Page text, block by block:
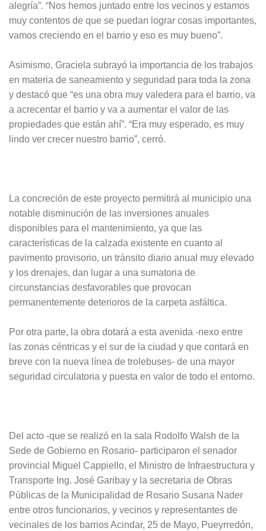
alegría”. “Nos hemos juntado entre los vecinos y estamos
muy contentos de que se puedan lograr cosas importantes,
vamos creciendo en el barrio y eso es muy bueno”.
Asimismo, Graciela subrayó la importancia de los trabajos
en materia de saneamiento y seguridad para toda la zona
y destacó que “es una obra muy valedera para el barrio, va
a acrecentar el barrio y va a aumentar el valor de las
propiedades que están ahí”. “Era muy esperado, es muy
lindo ver crecer nuestro barrio”, cerró.
La concreción de este proyecto permitirá al municipio una
notable disminución de las inversiones anuales
disponibles para el mantenimiento, ya que las
características de la calzada existente en cuanto al
pavimento provisorio, un tránsito diario anual muy elevado
y los drenajes, dan lugar a una sumatoria de
circunstancias desfavorables que provocan
permanentemente deterioros de la carpeta asfáltica.
Por otra parte, la obra dotará a esta avenida -nexo entre
las zonas céntricas y el sur de la ciudad y que contará en
breve con la nueva línea de trolebuses- de una mayor
seguridad circulatoria y puesta en valor de todo el entorno.
Del acto -que se realizó en la sala Rodolfo Walsh de la
Sede de Gobierno en Rosario- participaron el senador
provincial Miguel Cappiello, el Ministro de Infraestructura y
Transporte Ing. José Garibay y la secretaria de Obras
Públicas de la Municipalidad de Rosario Susana Nader
entre otros funcionarios, y vecinos y representantes de
vecinales de los barrios Acindar, 25 de Mayo, Pueyrredón,